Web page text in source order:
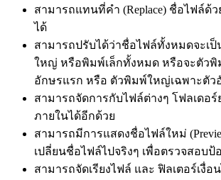
สามารถแทนที่คำ (Replace) ชื่อไฟล์ด้
ได้
สามารถปรับได้ว่าชื่อไฟล์ทั้งหมดจะเ
ใหญ่ หรือพิมพ์เล็กทั้งหมด หรือจะตัวพิ
อักษรแรก หรือ ตัวพิมพ์ใหญ่เฉพาะตัว
สามารถจัดการกับไฟล์ต่างๆ โฟลเดอร์
ภายในได้อีกด้วย
สามารถมีการแสดงชื่อไฟล์ใหม่
เปลี่ยนชื่อไฟล์ไปจริงๆ เพื่อตรวจสอบ
สามารถจัดเรียงไฟล์ และ ฟิลเตอร์เงื่อ